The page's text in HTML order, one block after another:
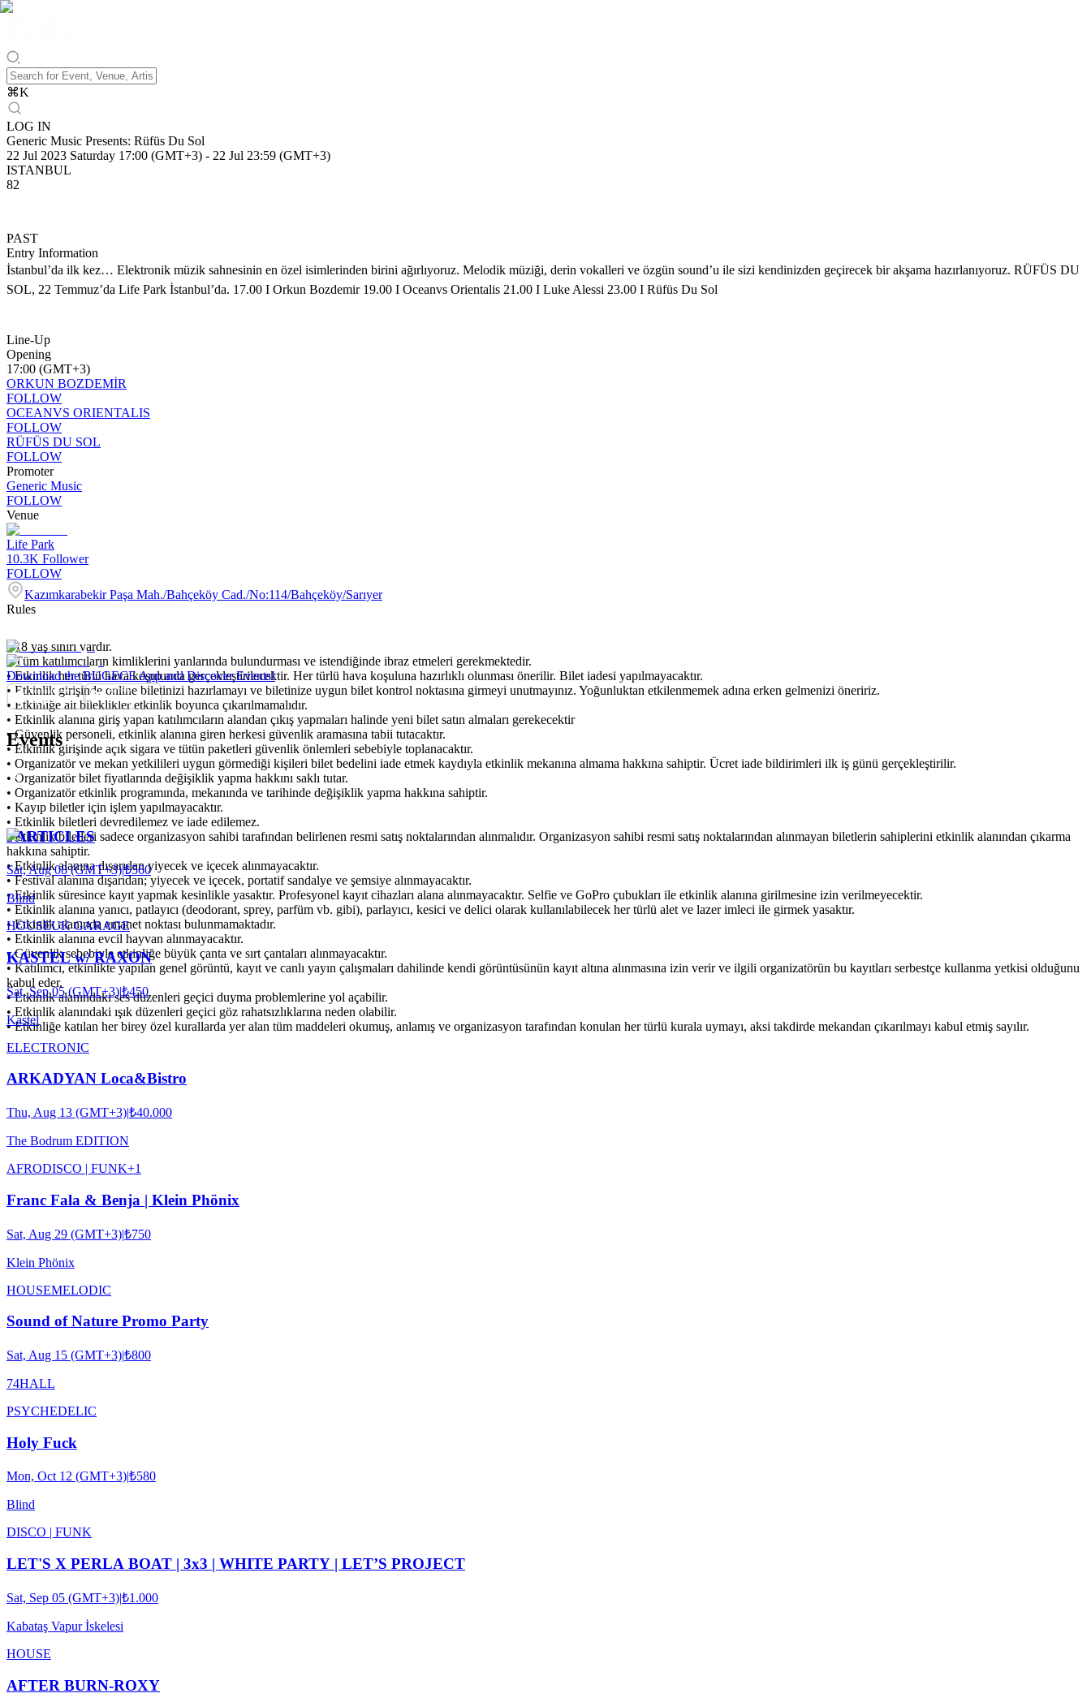
⌘K
LOG IN
Generic Music Presents: Rüfüs Du Sol
22 Jul 2023 Saturday 17:00 (GMT+3) - 22 Jul 23:59 (GMT+3)
ISTANBUL
82
PAST
Entry Information
İstanbul’da ilk kez… Elektronik müzik sahnesinin en özel isimlerinden birini ağırlıyoruz. Melodik müziği, derin vokalleri ve özgün sound’u ile sizi kendinizden geçirecek bir akşama hazırlanıyoruz. RÜFÜS DU
SOL, 22 Temmuz’da Life Park İstanbul’da. 17.00 I Orkun Bozdemir 19.00 I Oceanvs Orientalis 21.00 I Luke Alessi 23.00 I Rüfüs Du Sol
Line-Up
Opening
17:00 (GMT+3)
ORKUN BOZDEMİR
FOLLOW
OCEANVS ORIENTALIS
FOLLOW
RÜFÜS DU SOL
FOLLOW
Promoter
Generic Music
FOLLOW
Venue
Life Park
10.3K Follower
FOLLOW
Kazımkarabekir Paşa Mah./Bahçeköy Cad./No:114/Bahçeköy/Sarıyer
Rules
• 18 yaş sınırı vardır.
• Tüm katılımcıların kimliklerini yanlarında bulundurması ve istendiğinde ibraz etmeleri gerekmektedir.
• Etkinlik her türlü hava koşulunda gerçekleştirilecektir. Her türlü hava koşuluna hazırlıklı olunması önerilir. Bilet iadesi yapılmayacaktır.
• Etkinlik girişinde online biletinizi hazırlamayı ve biletinize uygun bilet kontrol noktasına girmeyi unutmayınız. Yoğunluktan etkilenmemek adına erken gelmenizi öneririz.
• Etkinliğe ait bileklikler etkinlik boyunca çıkarılmamalıdır.
• Etkinlik alanına giriş yapan katılımcıların alandan çıkış yapmaları halinde yeni bilet satın almaları gerekecektir
• Güvenlik personeli, etkinlik alanına giren herkesi güvenlik aramasına tabii tutacaktır.
• Etkinlik girişinde açık sigara ve tütün paketleri güvenlik önlemleri sebebiyle toplanacaktır.
• Organizatör ve mekan yetkilileri uygun görmediği kişileri bilet bedelini iade etmek kaydıyla etkinlik mekanına almama hakkına sahiptir. Ücret iade bildirimleri ilk iş günü gerçekleştirilir.
• Organizatör bilet fiyatlarında değişiklik yapma hakkını saklı tutar.
• Organizatör etkinlik programında, mekanında ve tarihinde değişiklik yapma hakkına sahiptir.
• Kayıp biletler için işlem yapılmayacaktır.
• Etkinlik biletleri devredilemez ve iade edilemez.
• Etkinlik biletleri sadece organizasyon sahibi tarafından belirlenen resmi satış noktalarından alınmalıdır. Organizasyon sahibi resmi satış noktalarından alınmayan biletlerin sahiplerini etkinlik alanından çıkarma
hakkına sahiptir.
• Etkinlik alanına dışarıdan yiyecek ve içecek alınmayacaktır.
• Festival alanına dışarıdan; yiyecek ve içecek, portatif sandalye ve şemsiye alınmayacaktır.
• Etkinlik süresince kayıt yapmak kesinlikle yasaktır. Profesyonel kayıt cihazları alana alınmayacaktır. Selfie ve GoPro çubukları ile etkinlik alanına girilmesine izin verilmeyecektir.
• Etkinlik alanına yanıcı, patlayıcı (deodorant, sprey, parfüm vb. gibi), parlayıcı, kesici ve delici olarak kullanılabilecek her türlü alet ve lazer imleci ile girmek yasaktır.
• Etkinlik alanında emanet noktası bulunmamaktadır.
• Etkinlik alanına evcil hayvan alınmayacaktır.
• Güvenlik sebebiyle etkinliğe büyük çanta ve sırt çantaları alınmayacaktır.
• Katılımcı, etkinlikte yapılan genel görüntü, kayıt ve canlı yayın çalışmaları dahilinde kendi görüntüsünün kayıt altına alınmasına izin verir ve ilgili organizatörün bu kayıtları serbestçe kullanma yetkisi olduğunu
kabul eder.
• Etkinlik alanındaki ses düzenleri geçici duyma problemlerine yol açabilir.
• Etkinlik alanındaki ışık düzenleri geçici göz rahatsızlıklarına neden olabilir.
• Etkinliğe katılan her birey özel kurallarda yer alan tüm maddeleri okumuş, anlamış ve organizasyon tarafından konulan her türlü kurala uymayı, aksi takdirde mekandan çıkarılmayı kabul etmiş sayılır.
Download the BUGECE App and Discover Events!
Events
PARTICLES
Sat, Aug 08 (GMT+3)|₺560
Blind
HOUSEUK GARAGE
KASTEL w/ RAXON
Sat, Sep 05 (GMT+3)|₺450
Kastel
ELECTRONIC
ARKADYAN Loca&Bistro
Thu, Aug 13 (GMT+3)|₺40.000
The Bodrum EDITION
AFRODISCO | FUNK+1
Franc Fala & Benja | Klein Phönix
Sat, Aug 29 (GMT+3)|₺750
Klein Phönix
HOUSEMELODIC
Sound of Nature Promo Party
Sat, Aug 15 (GMT+3)|₺800
74HALL
PSYCHEDELIC
Holy Fuck
Mon, Oct 12 (GMT+3)|₺580
Blind
DISCO | FUNK
LET'S X PERLA BOAT | 3x3 | WHITE PARTY | LET’S PROJECT
Sat, Sep 05 (GMT+3)|₺1.000
Kabataş Vapur İskelesi
HOUSE
AFTER BURN-ROXY